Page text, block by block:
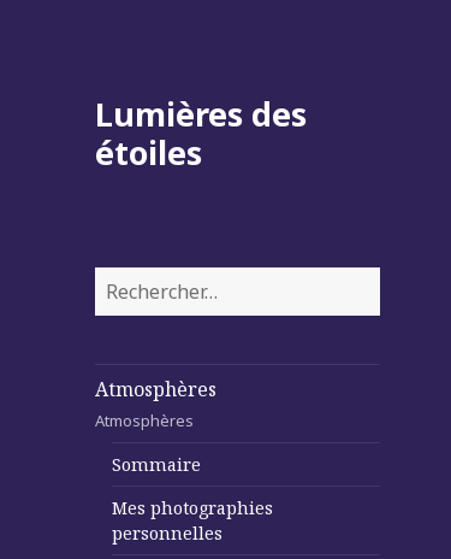
Lumières des
étoiles
Rechercher :
Atmosphères
Atmosphères
Sommaire
Mes photographies
personnelles